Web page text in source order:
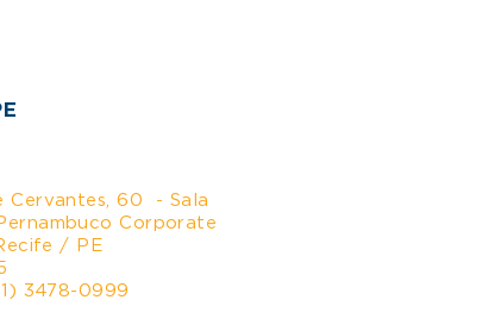
Cervantes, 60 - Sala
Corporate
/ PE
3478-0999